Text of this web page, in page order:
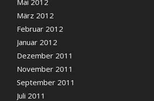
März 2012
Februar 2012
Januar 2012
Dezember 2011
November 2011
September 2011
Juli 2011